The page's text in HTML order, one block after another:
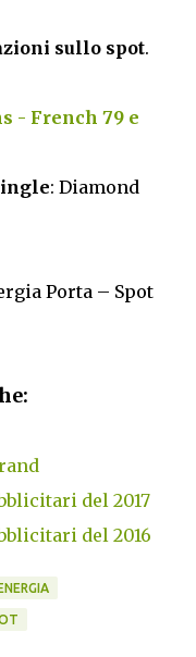
sullo spot.
- French 79 e
: Diamond
Porta – Spot
del 2017
del 2016